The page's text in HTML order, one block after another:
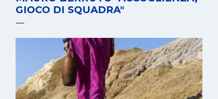
GIOCO DI SQUADRA"